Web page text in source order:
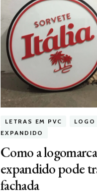
LETRAS EM PVC
LOGO
EXPANDIDO
Como a
expandido pode
fachada